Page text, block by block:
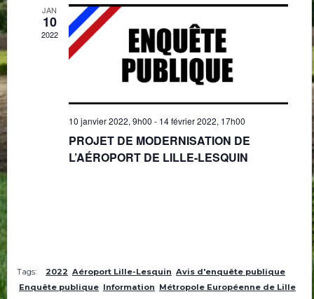
JAN
10
2022
10 janvier 2022, 9h00 - 14 février 2022, 17h00
PROJET DE MODERNISATION DE
L’AÉROPORT DE LILLE-LESQUIN
Tags: 2022 Aéroport Lille-Lesquin Avis d'enquête publique
Enquête publique Information Métropole Européenne de Lille